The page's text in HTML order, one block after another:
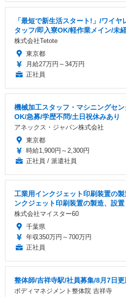
「最短で新生活スタート!」/ワイ
タッフ/即入寮OK/軽作業メイン/未
株式会社Tetote
東京都
月給27万円～34万円
正社員
機械加工スタッフ・マシニングセ
OK/急募/学歴不問/土日祝休みあり
アネックス・ジャパン株式会社
東京都
時給1,900円～2,300円
正社員 / 派遣社員
工業用インクジェット印刷装置の
ンクジェット印刷装置の製造、設置
株式会社マイスター60
千葉県
年収350万円～700万円
正社員
整体師/吉祥寺駅/社員募集/8月7日更
ボディマネジメント整体院 吉祥寺